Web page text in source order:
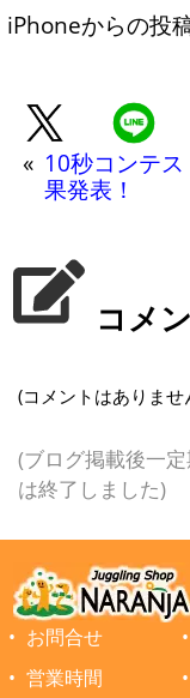
iPhoneからの投
« 10秒コンテ
果発表！
コメ
(コメントはありませ
(ブログ掲載後一
は終了しました)
お問合せ
営業時間